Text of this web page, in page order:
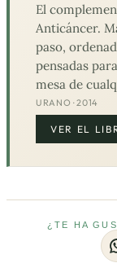
El
Anticáncer.
paso,
pensadas
mesa de
URANO · 2014
VER EL
¿TE HA